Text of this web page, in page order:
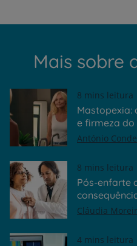
Mais sobre
8 mins leitura
Mastopexia:
e firmeza do
António Conde
8 mins leitura
Pós-enfarte
Cláudia
4 mins leitura